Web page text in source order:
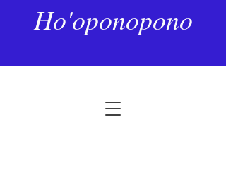
Ho'oponopono
La voix de l’unité
Noté NaN étoiles sur 5.